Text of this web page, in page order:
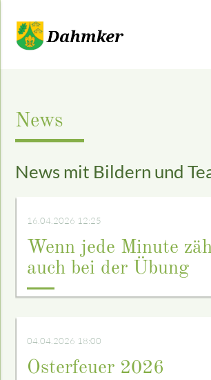
News
News mit Bildern und
16.04.2026 12:25
Wenn jede Minute
auch bei der Übung
04.04.2026 18:00
Osterfeuer 2026